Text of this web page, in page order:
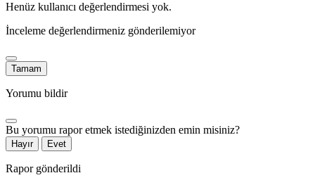
Henüz kullanıcı değerlendirmesi yok.
İnceleme değerlendirmeniz gönderilemiyor
Tamam
Yorumu bildir
Bu yorumu rapor etmek istediğinizden emin misiniz?
Hayır Evet
Rapor gönderildi